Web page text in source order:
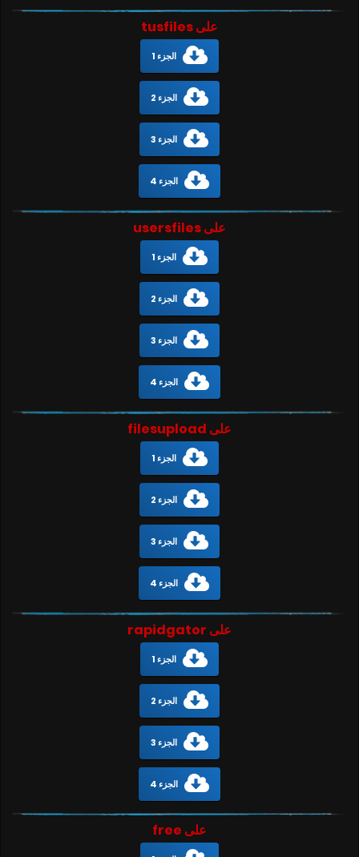
على tusfiles
الجزء 1
الجزء 2
الجزء 3
الجزء 4
على usersfiles
الجزء 1
الجزء 2
الجزء 3
الجزء 4
على filesupload
الجزء 1
الجزء 2
الجزء 3
الجزء 4
على rapidgator
الجزء 1
الجزء 2
الجزء 3
الجزء 4
على free